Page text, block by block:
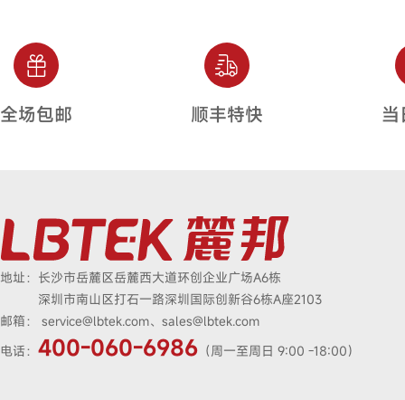
全场包邮 顺丰特快 当
地址： 长沙市岳麓区岳麓西大道环创企业广场A6栋
深圳市南山区打石一路深圳国际创新谷6栋A座2103
邮箱： service@lbtek.com、sales@lbtek.com
电话： 400-060-6986 （周一至周日 9:00 -18:00）